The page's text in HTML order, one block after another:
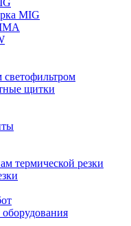
MIG
щитки
термической резки